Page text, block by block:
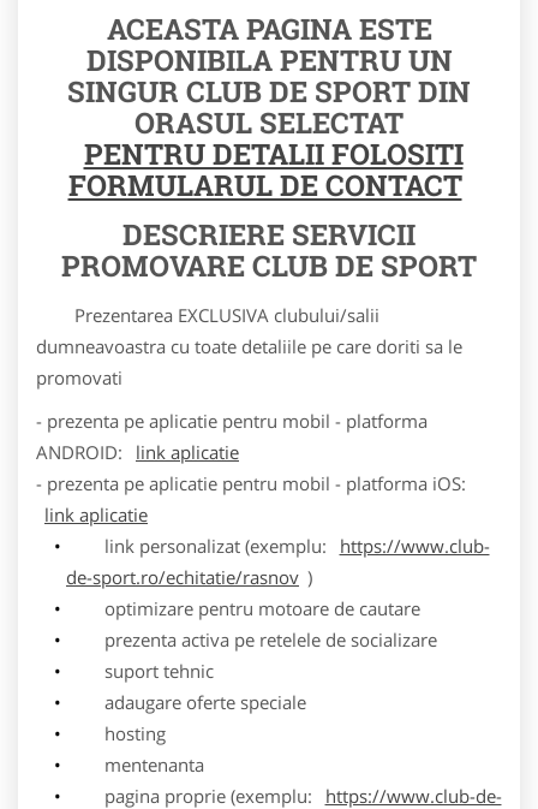
ACEASTA PAGINA ESTE
DISPONIBILA PENTRU UN
SINGUR CLUB DE SPORT DIN
ORASUL SELECTAT
PENTRU DETALII FOLOSITI
FORMULARUL DE CONTACT
DESCRIERE SERVICII
PROMOVARE CLUB DE SPORT
Prezentarea EXCLUSIVA clubului/salii
dumneavoastra cu toate detaliile pe care doriti sa le
promovati
- prezenta pe aplicatie pentru mobil - platforma
ANDROID:
link aplicatie
- prezenta pe aplicatie pentru mobil - platforma iOS:
link aplicatie
link personalizat (exemplu:
https://www.club-
de-sport.ro/echitatie/rasnov )
optimizare pentru motoare de cautare
prezenta activa pe retelele de socializare
suport tehnic
adaugare oferte speciale
hosting
mentenanta
pagina proprie (exemplu:
https://www.club-de-